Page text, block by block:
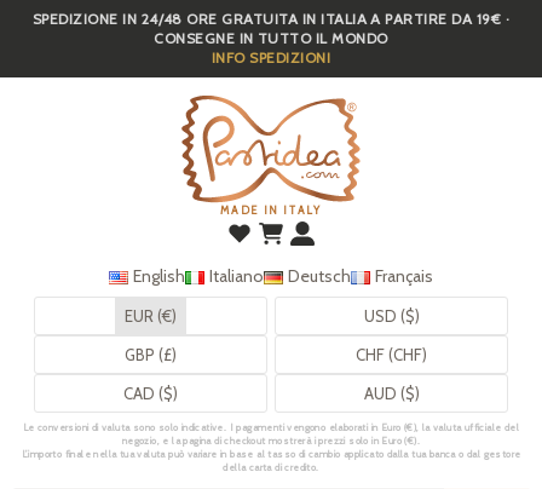
SkipSPEDIZIONE IN 24/48 ORE GRATUITA IN ITALIA A PARTIRE DA 19€ ·
CONSEGNE IN TUTTO IL MONDO
INFO SPEDIZIONI
MADE IN ITALY
English Italiano Deutsch Français
EUR (€)
USD ($)
GBP (£)
CHF (CHF)
CAD ($)
AUD ($)
Le conversioni di valuta sono solo indicative. I pagamenti vengono elaborati in Euro (€), la valuta ufficiale del
negozio, e la pagina di checkout mostrerà i prezzi solo in Euro (€).
L’importo finale nella tua valuta può variare in base al tasso di cambio applicato dalla tua banca o dal gestore
della carta di credito.